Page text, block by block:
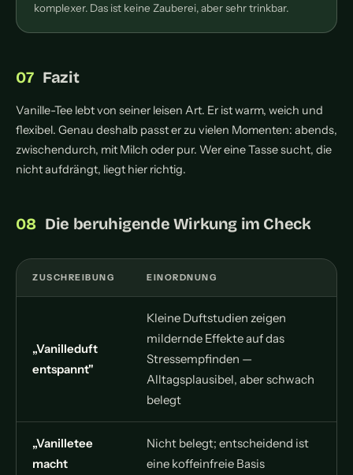
komplexer. Das ist keine Zauberei, aber sehr trinkbar.
Fazit
Vanille-Tee lebt von seiner leisen Art. Er ist warm, weich und
flexibel. Genau deshalb passt er zu vielen Momenten: abends,
zwischendurch, mit Milch oder pur. Wer eine Tasse sucht, die
nicht aufdrängt, liegt hier richtig.
Die beruhigende Wirkung im Check
ZUSCHREIBUNG EINORDNUNG
„Vanilleduft
entspannt"
Kleine Duftstudien zeigen
mildernde Effekte auf das
Stressempfinden —
Alltagsplausibel, aber schwach
belegt
„Vanilletee
macht
Nicht belegt; entscheidend ist
eine koffeinfreie Basis